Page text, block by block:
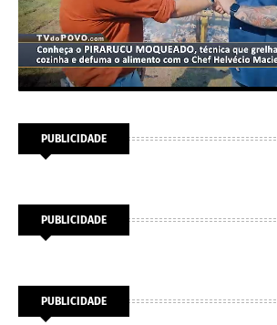
PUBLICIDADE
PUBLICIDADE
PUBLICIDADE